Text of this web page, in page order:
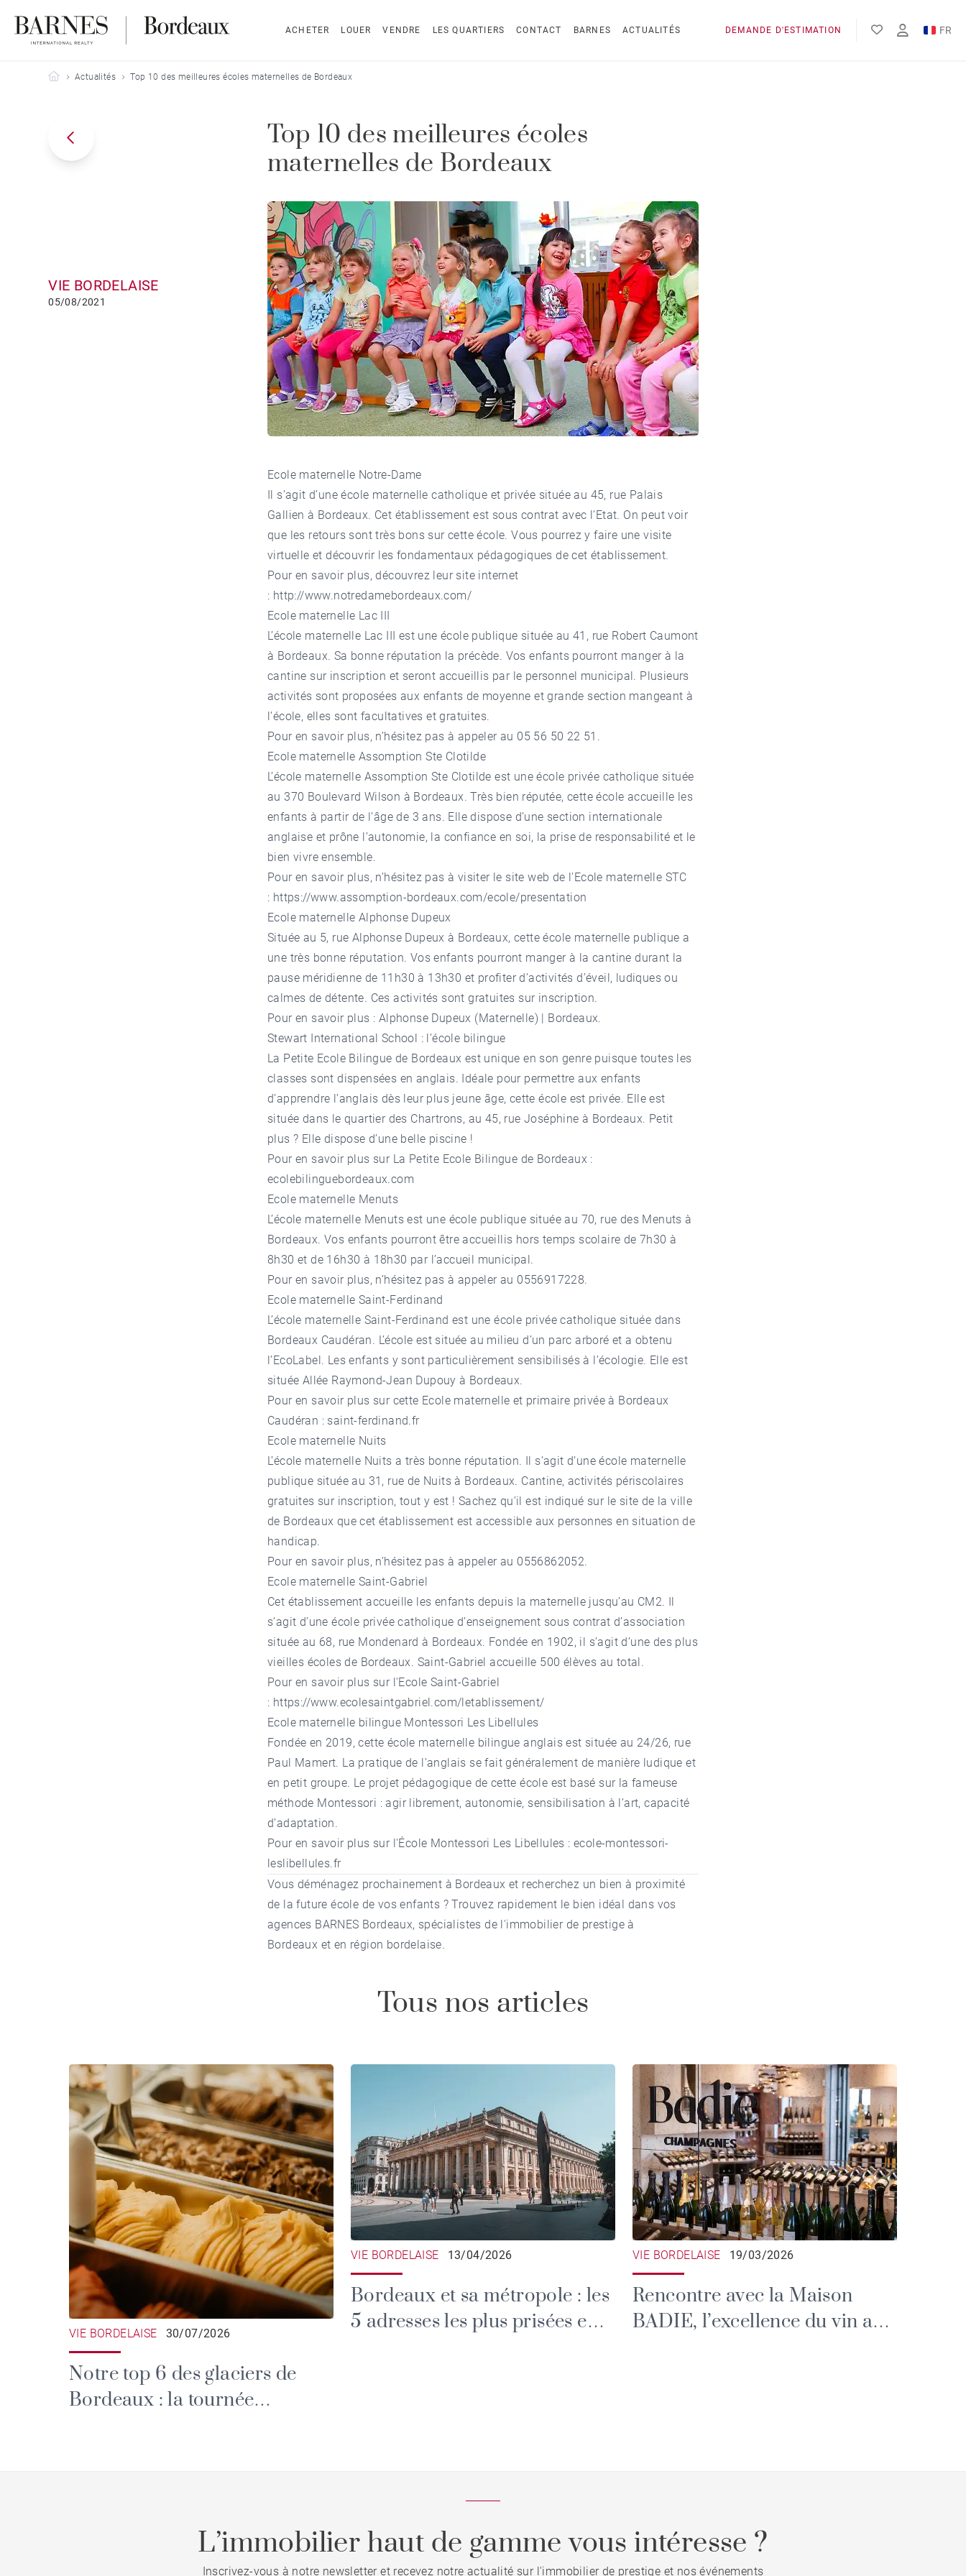
ACHETER LOUER VENDRE LES QUARTIERS CONTACT BARNES ACTUALITÉS DEMANDE D'ESTIMATION
FR
Barnes Bordeaux
Actualités Top 10 des meilleures écoles maternelles de Bordeaux
VIE BORDELAISE
05/08/2021
Top 10 des meilleures écoles
maternelles de Bordeaux
Ecole maternelle Notre-Dame
Il s’agit d’une école maternelle catholique et privée située au 45, rue Palais
Gallien à Bordeaux. Cet établissement est sous contrat avec l’Etat. On peut voir
que les retours sont très bons sur cette école. Vous pourrez y faire une visite
virtuelle et découvrir les fondamentaux pédagogiques de cet établissement.
Pour en savoir plus, découvrez leur site internet
: http://www.notredamebordeaux.com/
Ecole maternelle Lac III
L’école maternelle Lac III est une école publique située au 41, rue Robert Caumont
à Bordeaux. Sa bonne réputation la précède. Vos enfants pourront manger à la
cantine sur inscription et seront accueillis par le personnel municipal. Plusieurs
activités sont proposées aux enfants de moyenne et grande section mangeant à
l’école, elles sont facultatives et gratuites.
Pour en savoir plus, n’hésitez pas à appeler au 05 56 50 22 51.
Ecole maternelle Assomption Ste Clotilde
L’école maternelle Assomption Ste Clotilde est une école privée catholique située
au 370 Boulevard Wilson à Bordeaux. Très bien réputée, cette école accueille les
enfants à partir de l’âge de 3 ans. Elle dispose d’une section internationale
anglaise et prône l’autonomie, la confiance en soi, la prise de responsabilité et le
bien vivre ensemble.
Pour en savoir plus, n’hésitez pas à visiter le site web de l'Ecole maternelle STC
: https://www.assomption-bordeaux.com/ecole/presentation
Ecole maternelle Alphonse Dupeux
Située au 5, rue Alphonse Dupeux à Bordeaux, cette école maternelle publique a
une très bonne réputation. Vos enfants pourront manger à la cantine durant la
pause méridienne de 11h30 à 13h30 et profiter d’activités d’éveil, ludiques ou
calmes de détente. Ces activités sont gratuites sur inscription.
Pour en savoir plus : Alphonse Dupeux (Maternelle) | Bordeaux.
Stewart International School : l’école bilingue
La Petite Ecole Bilingue de Bordeaux est unique en son genre puisque toutes les
classes sont dispensées en anglais. Idéale pour permettre aux enfants
d’apprendre l’anglais dès leur plus jeune âge, cette école est privée. Elle est
située dans le quartier des Chartrons, au 45, rue Joséphine à Bordeaux. Petit
plus ? Elle dispose d’une belle piscine !
Pour en savoir plus sur La Petite Ecole Bilingue de Bordeaux :
ecolebilinguebordeaux.com
Ecole maternelle Menuts
L’école maternelle Menuts est une école publique située au 70, rue des Menuts à
Bordeaux. Vos enfants pourront être accueillis hors temps scolaire de 7h30 à
8h30 et de 16h30 à 18h30 par l’accueil municipal.
Pour en savoir plus, n’hésitez pas à appeler au 0556917228.
Ecole maternelle Saint-Ferdinand
L’école maternelle Saint-Ferdinand est une école privée catholique située dans
Bordeaux Caudéran. L’école est située au milieu d’un parc arboré et a obtenu
l’EcoLabel. Les enfants y sont particulièrement sensibilisés à l’écologie. Elle est
située Allée Raymond-Jean Dupouy à Bordeaux.
Pour en savoir plus sur cette Ecole maternelle et primaire privée à Bordeaux
Caudéran : saint-ferdinand.fr
Ecole maternelle Nuits
L’école maternelle Nuits a très bonne réputation. Il s’agit d’une école maternelle
publique située au 31, rue de Nuits à Bordeaux. Cantine, activités périscolaires
gratuites sur inscription, tout y est ! Sachez qu’il est indiqué sur le site de la ville
de Bordeaux que cet établissement est accessible aux personnes en situation de
handicap.
Pour en savoir plus, n’hésitez pas à appeler au 0556862052.
Ecole maternelle Saint-Gabriel
Cet établissement accueille les enfants depuis la maternelle jusqu’au CM2. Il
s’agit d’une école privée catholique d’enseignement sous contrat d’association
située au 68, rue Mondenard à Bordeaux. Fondée en 1902, il s’agit d’une des plus
vieilles écoles de Bordeaux. Saint-Gabriel accueille 500 élèves au total.
Pour en savoir plus sur l'Ecole Saint-Gabriel
: https://www.ecolesaintgabriel.com/letablissement/
Ecole maternelle bilingue Montessori Les Libellules
Fondée en 2019, cette école maternelle bilingue anglais est située au 24/26, rue
Paul Mamert. La pratique de l’anglais se fait généralement de manière ludique et
en petit groupe. Le projet pédagogique de cette école est basé sur la fameuse
méthode Montessori : agir librement, autonomie, sensibilisation à l’art, capacité
d’adaptation.
Pour en savoir plus sur l'École Montessori Les Libellules : ecole-montessori-
leslibellules.fr
Vous déménagez prochainement à Bordeaux et recherchez un bien à proximité
de la future école de vos enfants ? Trouvez rapidement le bien idéal dans vos
agences BARNES Bordeaux, spécialistes de l'immobilier de prestige à
Bordeaux et en région bordelaise.
Tous nos articles
VIE BORDELAISE 30/07/2026
Notre top 6 des glaciers de
Bordeaux : la tournée
VIE BORDELAISE 13/04/2026
Bordeaux et sa métropole : les
5 adresses les plus prisées en
VIE BORDELAISE 19/03/2026
Rencontre avec la Maison
BADIE, l’excellence du vin au
L’immobilier haut de gamme vous intéresse ?
Inscrivez-vous à notre newsletter et recevez notre actualité sur l'immobilier de prestige et nos événements